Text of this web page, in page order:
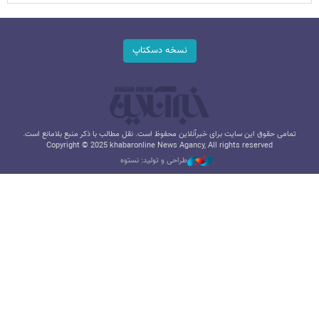
نسخه دسکتاپ
تمامی حقوق این سایت برای خبرآنلاین محفوظ است. نقل مطالب با ذکر منبع بلامانع است.
Copyright © 2025 khabaronline News Agancy, All rights reserved
طراحی و تولید: نستوه